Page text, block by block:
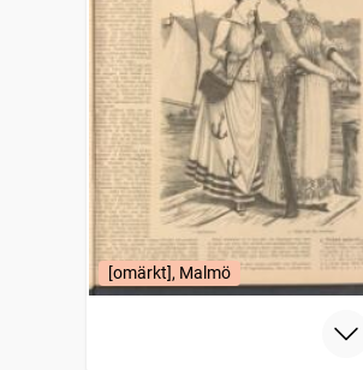
[omärkt], Malmö